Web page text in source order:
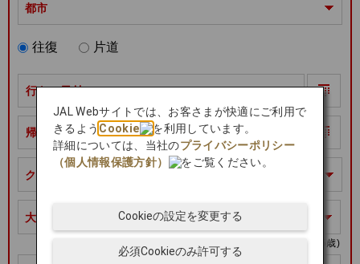
都市
往復 片道
行きの日付
帰りの日付
クラス
大人 ユース
(12～15歳)
JAL Webサイトでは、お客さまが快適にご利用で
きるようCookie
を利用しています。
詳細については、当社のプライバシーポリシー
（個人情報保護方針）
をご覧ください。
必須Cookieのみ許可する
Cookieの設定を変更する